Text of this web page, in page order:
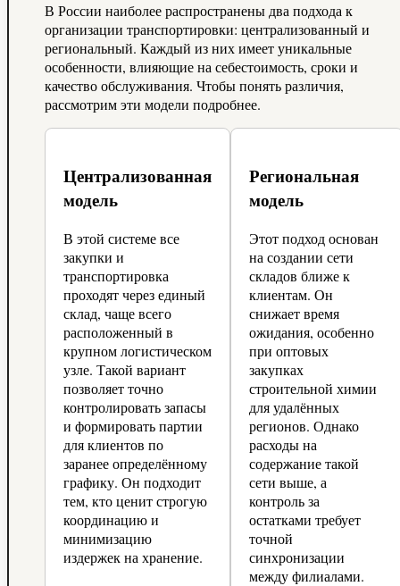
В России наиболее распространены два подхода к
организации транспортировки: централизованный и
региональный. Каждый из них имеет уникальные
особенности, влияющие на себестоимость, сроки и
качество обслуживания. Чтобы понять различия,
рассмотрим эти модели подробнее.
Централизованная
модель
В этой системе все
закупки и
транспортировка
проходят через единый
склад, чаще всего
расположенный в
крупном логистическом
узле. Такой вариант
позволяет точно
контролировать запасы
и формировать партии
для клиентов по
заранее определённому
графику. Он подходит
тем, кто ценит строгую
координацию и
минимизацию
издержек на хранение.
Региональная
модель
Этот подход основан
на создании сети
складов ближе к
клиентам. Он
снижает время
ожидания, особенно
при оптовых
закупках
строительной химии
для удалённых
регионов. Однако
расходы на
содержание такой
сети выше, а
контроль за
остатками требует
точной
синхронизации
между филиалами.